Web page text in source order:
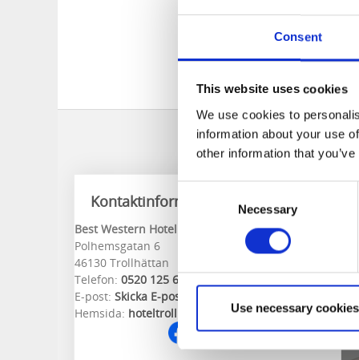
Consent
This website uses cookies
We use cookies to
information about your use
other information that
Necessary
Use necessary
upplevelsetemplet
Kontaktinformation
Best Western Hotel Trollhättan
Polhemsgatan 6
46130 Trollhättan
Telefon: 0520 125 65
E-post: Skicka E-post
Hemsida: hoteltrollhattan.se